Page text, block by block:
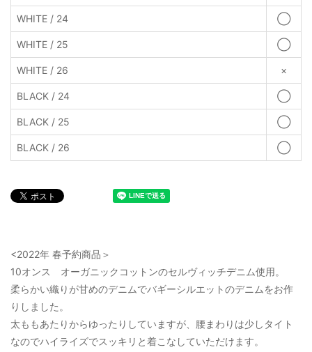
WHITE / 24 ◯
WHITE / 25 ◯
WHITE / 26 ×
BLACK / 24 ◯
BLACK / 25 ◯
BLACK / 26 ◯
<2022年 春予約商品＞
10オンス オーガニックコットンのセルヴィッチデニム使用。
柔らかい織りが甘めのデニムでバギーシルエットのデニムをお作
りしました。
太ももあたりからゆったりしていますが、腰まわりは少しタイト
なのでハイライズでスッキリと着こなしていただけます。